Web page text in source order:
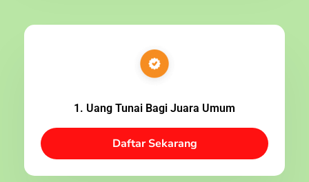
1. Uang Tunai Bagi Juara Umum
Daftar Sekarang